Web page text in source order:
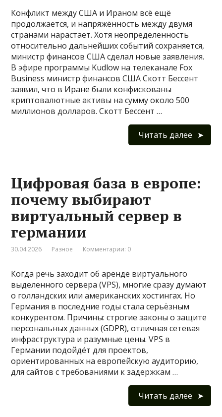
Конфликт между США и Ираном всё ещё
продолжается, и напряжённость между двумя
странами нарастает. Хотя неопределенность
относительно дальнейших событий сохраняется,
министр финансов США сделал новые заявления.
В эфире программы Kudlow на телеканале Fox
Business министр финансов США Скотт Бессент
заявил, что в Иране были конфискованы
криптовалютные активы на сумму около 500
миллионов долларов. Скотт Бессент …
Читать далее
Цифровая база в европе:
почему выбирают
виртуальный сервер в
германии
30.04.2026 Разное Комментарии: 0
Когда речь заходит об аренде виртуального
выделенного сервера (VPS), многие сразу думают
о голландских или американских хостингах. Но
Германия в последние годы стала серьёзным
конкурентом. Причины: строгие законы о защите
персональных данных (GDPR), отличная сетевая
инфраструктура и разумные цены. VPS в
Германии подойдёт для проектов,
ориентированных на европейскую аудиторию,
для сайтов с требованиями к задержкам …
Читать далее